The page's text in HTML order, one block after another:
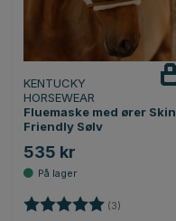
KENTUCKY
HORSEWEAR
Fluemaske med ører Skin
Friendly Sølv
535 kr
Karakter: (3)